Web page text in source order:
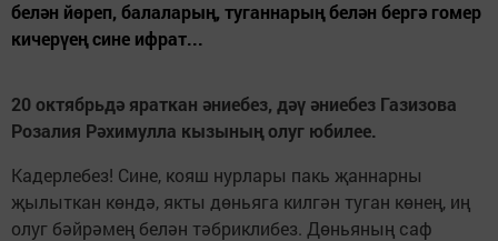
белән йөреп, балаларың, туганнарың белән бергә гомер
кичерүең сине ифрат...
20октябрьдә яраткан әниебез, дәү әниебез Газизова
Розалия Рәхимулла кызының олуг юбилее.
Кадерлебез! Сине, кояш нурлары пакь җаннарны
җылыткан көндә, якты дөньяга килгән туган көнең, иң
олуг бәйрәмең белән тәбриклибез. Дөньяның саф